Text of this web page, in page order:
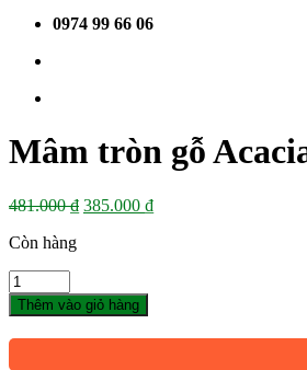
0974 99 66 06
Mâm tròn gỗ
481.000₫ Giá
385.000 ₫Giá
Còn hàng
Số
lượng
Thêm vào giỏ hàng